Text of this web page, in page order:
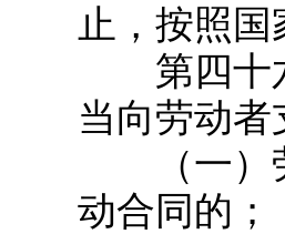
止，按照
第四十六
当向劳动
（一）劳
动合同的；